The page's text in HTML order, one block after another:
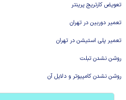
تعویض کارتریج پرینتر
تعمیر دوربین در تهران
تعمیر پلی استیشن در تهران
روشن نشدن تبلت
روشن نشدن کامپیوتر و دلایل آن